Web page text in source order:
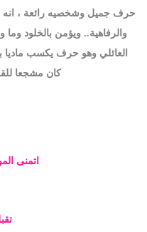
حرف جميل وشخصيه رائعة ،
والرفاهية.. ويؤمن بالخلود وما
العائلي وهو حرف يكسب
كان مشجعا
اتمنى